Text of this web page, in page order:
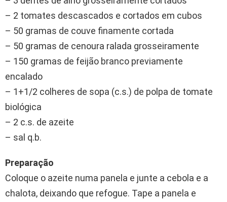
– 2 tomates descascados e cortados em cubos
– 50 gramas de couve finamente cortada
– 50 gramas de cenoura ralada grosseiramente
– 150 gramas de feijão branco previamente
encalado
– 1+1/2 colheres de sopa (c.s.) de polpa de tomate
biológica
– 2 c.s. de azeite
– sal q.b.
Preparação
Coloque o azeite numa panela e junte a cebola e a
chalota, deixando que refogue. Tape a panela e